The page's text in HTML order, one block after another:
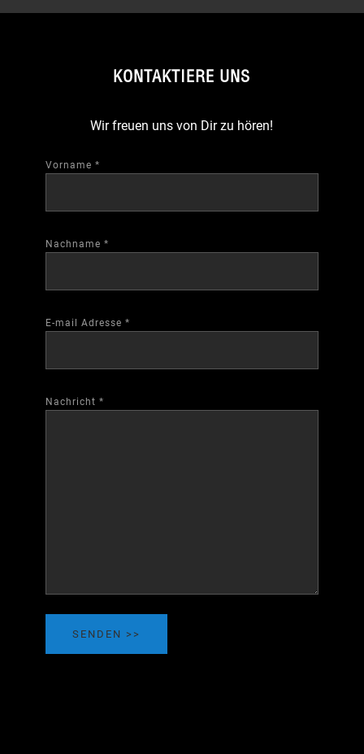
KONTAKTIERE UNS
Wir freuen uns von Dir zu hören!
Vorname *
Nachname *
E-mail Adresse *
Nachricht *
SENDEN